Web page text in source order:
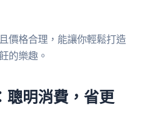
價格合理，能讓你輕鬆打造
的樂趣。
聰明消費，省更